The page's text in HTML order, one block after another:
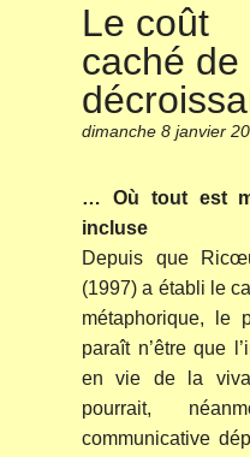
Le coût
caché de
dimanche 8 janvier
… Où tout est
incluse
Depuis que
(1997) a établi le
métaphorique, le
paraît n’être que
en vie de la
pourrait,
communicative